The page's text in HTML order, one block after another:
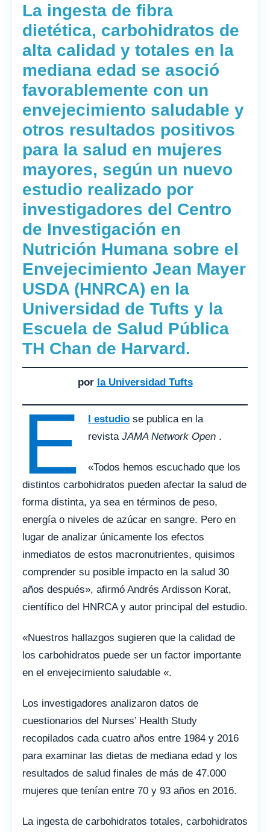
La ingesta de fibra
dietética, carbohidratos de
alta calidad y totales en la
mediana edad se asoció
favorablemente con un
envejecimiento saludable y
otros resultados positivos
para la salud en mujeres
mayores, según un nuevo
estudio realizado por
investigadores del Centro
de Investigación en
Nutrición Humana sobre el
Envejecimiento Jean Mayer
USDA (HNRCA) en la
Universidad de Tufts y la
Escuela de Salud Pública
TH Chan de Harvard.
por la Universidad Tufts
E l estudio se publica en la
revistaJAMA Network Open .
«Todos hemos escuchado que los
distintos carbohidratos pueden afectar la salud de
forma distinta, ya sea en términos de peso,
energía o niveles de azúcar en sangre. Pero en
lugar de analizar únicamente los efectos
inmediatos de estos macronutrientes, quisimos
comprender su posible impacto en la salud 30
años después», afirmó Andrés Ardisson Korat,
científico del HNRCA y autor principal del estudio.
«Nuestros hallazgos sugieren que la calidad de
los carbohidratos puede ser un factor importante
en el envejecimiento saludable «.
Los investigadores analizaron datos de
cuestionarios del Nurses’ Health Study
recopilados cada cuatro años entre 1984 y 2016
para examinar las dietas de mediana edad y los
resultados de salud finales de más de 47.000
mujeres que tenían entre 70 y 93 años en 2016.
La ingesta de carbohidratos totales, carbohidratos